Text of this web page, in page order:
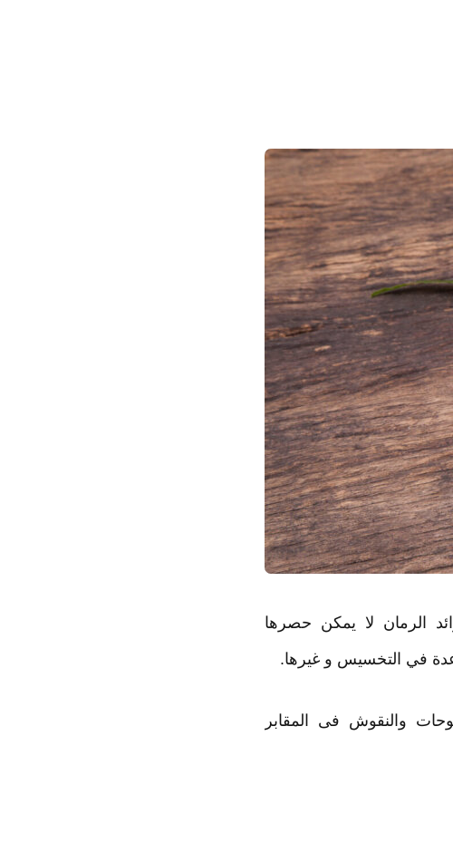
الرمان لا يمكن حصرها
في التخسيس و غيرها.
والنقوش فى المقابر